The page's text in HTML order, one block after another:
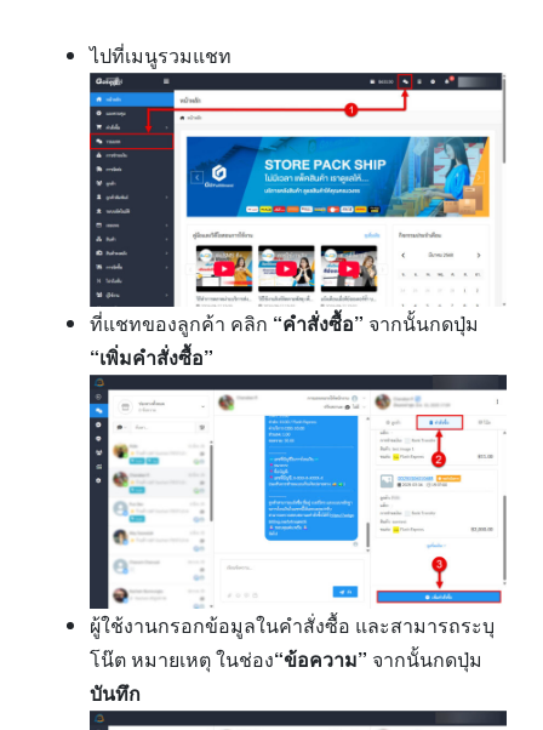
ไปที่เมนูรวมแชท
ที่แชทของลูกค้า คลิก “คำสั่งซื้อ” จากนั้นกดปุ่ม
“เพิ่มคำสั่งซื้อ”
ผู้ใช้งานกรอกข้อมูลในคำสั่งซื้อ และสามารถระบุ
โน๊ต หมายเหตุ ในช่อง“ข้อความ” จากนั้นกดปุ่ม
บันทึก